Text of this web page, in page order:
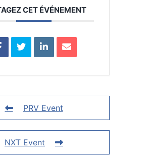
CET ÉVÉNEMENT
PRV Event
NXT Event